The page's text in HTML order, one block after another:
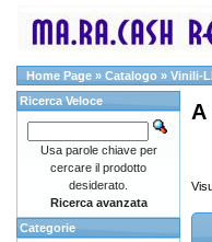
Home Page » Catalogo » Vinili-
A
Ricerca Veloce
Usa parole chiave per
cercare il prodotto
desiderato.
Ricerca avanzata
Categorie